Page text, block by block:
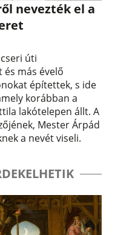
nevezték el a
úti
más évelő
építettek, s ide
korábban a
lakótelepen állt. A
Mester Árpád
a nevét viseli.